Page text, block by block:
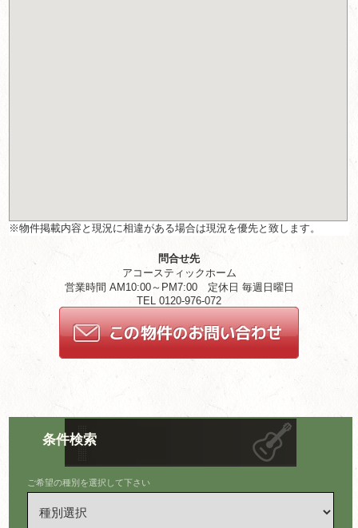
条件検索
ご希望の種別を選択して下さい
※物件掲載内容と現況に相違がある場合は現況を優先と致します。
問合せ先
アコースティックホーム
営業時間 AM10:00～PM7:00 定休日 毎週日曜日
TEL 0120-976-072